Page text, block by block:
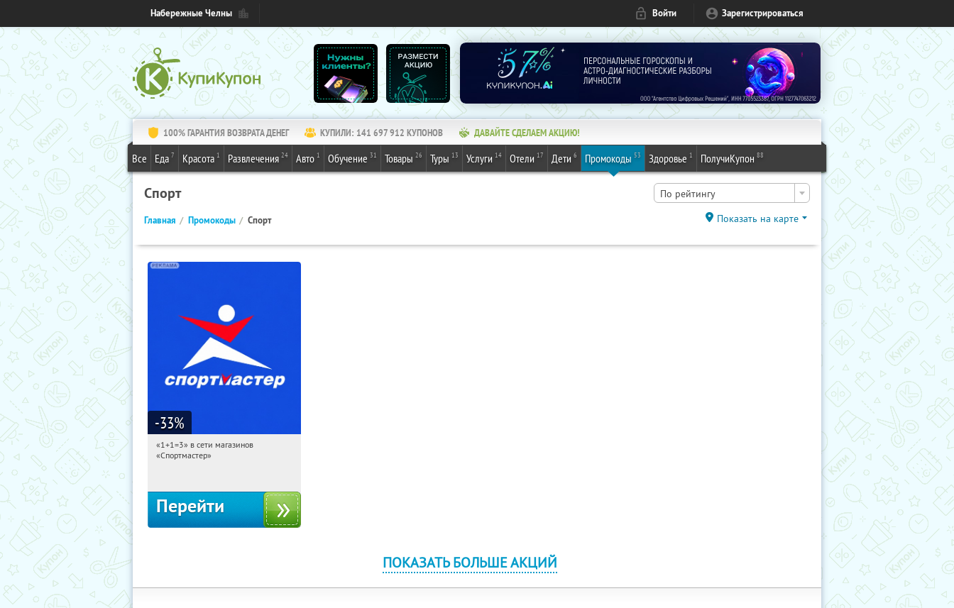
Набережные Челны Войти Зарегистрироваться
100% ГАРАНТИЯ ВОЗВРАТА ДЕНЕГ КУПИЛИ: 141 697 914 КУПОНОВ ДАВАЙТЕ СДЕЛАЕМ АКЦИЮ!
Все Еда 7 Красота 1 Развлечения 24 Авто 1 Обучение 31 Товары 26 Туры 13 Услуги 14 Отели 17 Дети 6 Промокоды 53 Здоровье 1 ПолучиКупон 88
Спорт По рейтингу
Главная Промокоды Спорт Показать на карте
-33%
11:23:19 Получили:
«1+1=3» в сети магазинов
«Спортмастер»
Перейти
ПОКАЗАТЬ БОЛЬШЕ АКЦИЙ